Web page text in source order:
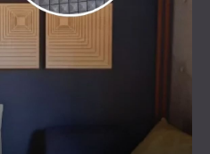
разработана для
требований к
исключительное
без ущерба для
Сочетание
виброизоляции и
решений позволяет
среду даже в самых